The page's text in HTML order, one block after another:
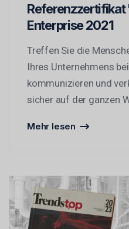
Enterprise 2021
Treffen Sie die
Ihres Unternehmens
kommunizieren und
sicher auf der ganzen
Mehr lesen